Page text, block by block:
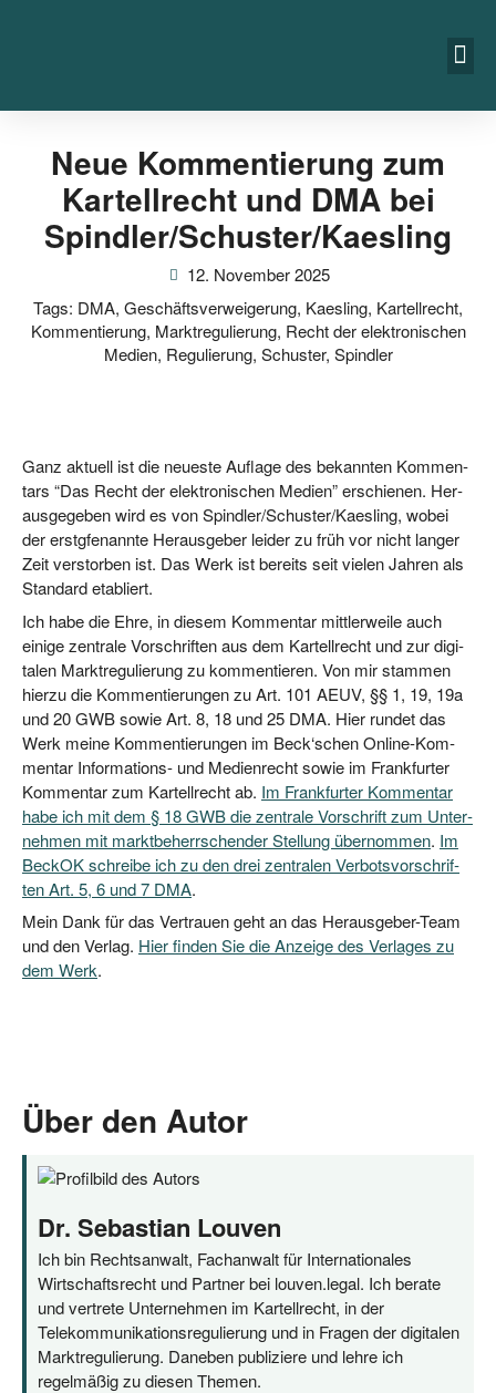
Neue Kommentierung zum
Kartellrecht und DMA bei
Spindler/​Schuster/​Kaesling
12. November 2025
Tags: DMA, Geschäftsverweigerung, Kaesling, Kartellrecht,
Kommentierung, Marktregulierung, Recht der elektronischen
Medien, Regulierung, Schuster, Spindler
Ganz aktu­ell ist die neu­es­te Auf­la­ge des bekann­ten Kom­men­
tars “Das Recht der elek­tro­ni­schen Medi­en” erschie­nen. Her­
aus­ge­ge­ben wird es von Spindler/​Schuster/​Kaesling, wobei
der erstg­fe­nann­te Her­aus­ge­ber lei­der zu früh vor nicht lan­ger
Zeit ver­stor­ben ist. Das Werk ist bereits seit vie­len Jah­ren als
Stan­dard etabliert.
Ich habe die Ehre, in die­sem Kom­men­tar mitt­ler­wei­le auch
eini­ge zen­tra­le Vor­schrif­ten aus dem Kar­tell­recht und zur digi­
ta­len Markt­re­gu­lie­rung zu kom­men­tie­ren. Von mir stam­men
hier­zu die Kom­men­tie­run­gen zu Art. 101 AEUV, §§ 1, 19, 19a
und 20 GWB sowie Art. 8, 18 und 25 DMA. Hier run­det das
Werk mei­ne Kom­men­tie­run­gen im Beck‘schen Online-Kom­
men­tar Infor­ma­ti­ons- und Medi­en­recht sowie im Frank­fur­ter
Kom­men­tar zum Kar­tell­recht ab. Im Frank­fur­ter Kom­men­tar
habe ich mit dem § 18 GWB die zen­tra­le Vor­schrift zum Unter­
neh­men mit markt­be­herr­schen­der Stel­lung über­nom­men. Im
Beck­OK schrei­be ich zu den drei zen­tra­len Ver­bots­vor­schrif­
ten Art. 5, 6 und 7 DMA.
Mein Dank für das Ver­trau­en geht an das Her­aus­ge­ber-Team
und den Ver­lag. Hier fin­den Sie die Anzei­ge des Ver­la­ges zu
dem Werk.
Über den Autor
Dr. Sebastian Louven
Ich bin Rechtsanwalt, Fachanwalt für Internationales
Wirtschaftsrecht und Partner bei louven.legal. Ich berate
und vertrete Unternehmen im Kartellrecht, in der
Telekommunikationsregulierung und in Fragen der digitalen
Marktregulierung. Daneben publiziere und lehre ich
regelmäßig zu diesen Themen.